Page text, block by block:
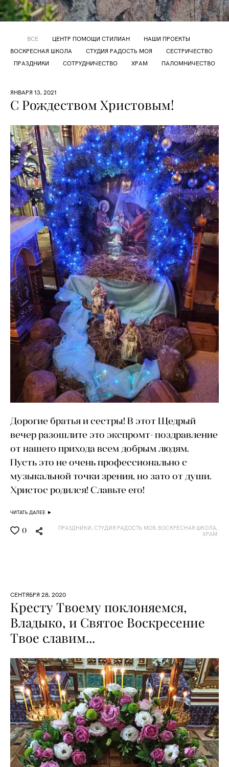
ВСЕ ЦЕНТР ПОМОЩИ СТИЛИАН
НАШИ ПРОЕКТЫ
ВОСКРЕСНАЯ ШКОЛА
СТУДИЯ РАДОСТЬ МОЯ
СЕСТРИЧЕСТВО
ПРАЗДНИКИ
СОТРУДНИЧЕСТВО ХРАМ ПАЛОМНИЧЕСТВО
ЯНВАРЯ 13, 2021
С Рождеством Христовым!
Дорогие братья и сестры! В этот Щедрый
вечер разошлите это экспромт- поздравление
от нашего прихода всем добрым людям.
Пусть это не очень профессионально с
музыкальной точки зрения, но зато от души.
Христос родился! Славьте его!
ЧИТАТЬ ДАЛЕЕ ►
0 ПРАЗДНИКИ, СТУДИЯ РАДОСТЬ МОЯ, ВОСКРЕСНАЯ ШКОЛА,
ХРАМ
СЕНТЯБРЯ 28, 2020
Кресту Твоему поклоняемся,
Владыко, и Святое Воскресение
Твое славим...